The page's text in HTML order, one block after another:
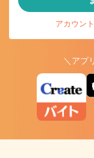
アカウン
＼アプ